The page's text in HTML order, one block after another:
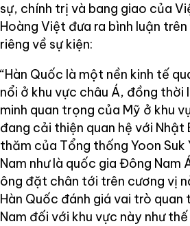
sự, chính trị và bang giao của
Hoàng Việt đưa ra bình luận
riêng về sự kiện:
“Hàn Quốc là một nền kinh tế
nổi ở khu vực châu Á, đồng thời
minh quan trọng của Mỹ ở khu
đang cải thiện quan hệ với Nhật
thăm của Tổng thống Yoon Suk
Nam như là quốc gia Đông Nam
ông đặt chân tới trên cương vị
Hàn Quốc đánh giá vai trò
Nam đối với khu vực này như